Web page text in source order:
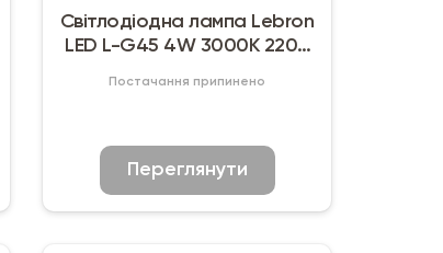
Світлодіодна лампа Lebron
LED L-G45 4W 3000K 220V
Постачання припинено
Переглянути